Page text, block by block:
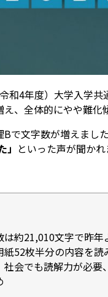
和4年度）大学入学共
、全体的にやや難化
で文字数が増えまし
といった声が聞かれ
は約21,010文字で昨年
紙52枚半分の内容を
社会でも読解力が必要